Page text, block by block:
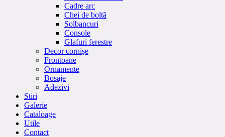
Cadre arc
Chei de boltă
Solbancuri
Console
Glafuri ferestre
Decor cornişe
Frontoane
Ornamente
Bosaje
Adezivi
Stiri
Galerie
Cataloage
Utile
Contact